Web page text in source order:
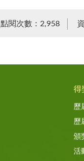
點閱次數：2,958
得
歷
歷
頒
活